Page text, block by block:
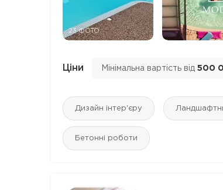
23 ФОТО
Ціни Мінімальна вартість від 500
Дизайн інтер'єру
Бетонні роботи